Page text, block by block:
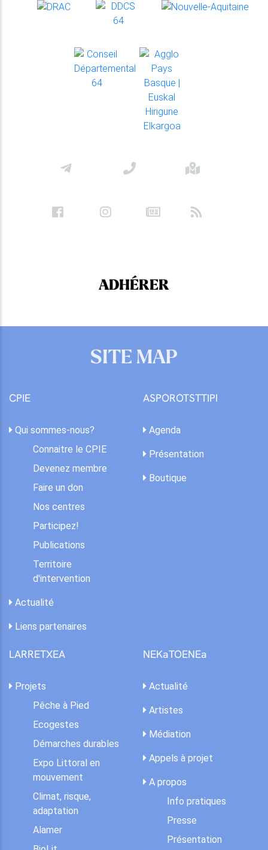
ADHÉRER
SITE MAP
CPIE
Qui sommes-nous?
Connaitre le CPIE
Devenez membre
Faire un don
Nos centres
Participez!
Publications
Territoire
d'intervention
Actualité
Liens partenaires
ASPOROTSTTIPI
Agenda
Présentation
Boutique
LARRETXEA
Projets
Pêche à Pied
Ecogestes
Démarches durables
Expo Littoral en
mouvement
Climat, risque,
adaptation
Alamer
NEKaTOENEa
Actualité
Artistes
Médiation
Appels à projet
A propos
Info pratiques
Presse
Présentation